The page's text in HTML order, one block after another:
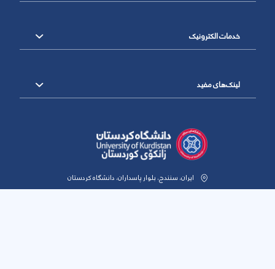
خدمات الکترونیک
لینک‌های مفید
ایران، سنندج، بلوار پاسداران، دانشگاه کردستان